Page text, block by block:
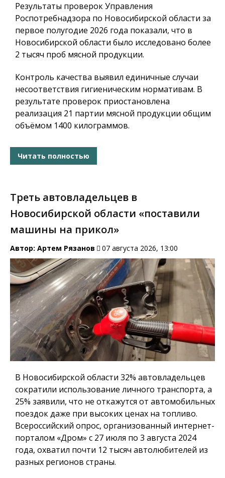
Результаты проверок Управления
Роспотребнадзора по Новосибирской области за
первое полугодие 2026 года показали, что в
Новосибирской области было исследовано более
2 тысяч проб мясной продукции.
Контроль качества выявил единичные случаи
несоответствия гигиеническим нормативам. В
результате проверок приостановлена
реализация 21 партии мясной продукции общим
объёмом 1400 килограммов.
Читать полностью
Треть автовладельцев в
Новосибирской области «поставили
машины на прикол»
Автор: Артем Рязанов 07 августа 2026, 13:00
В Новосибирской области 32% автовладельцев
сократили использование личного транспорта, а
25% заявили, что не откажутся от автомобильных
поездок даже при высоких ценах на топливо.
Всероссийский опрос, организованный интернет-
порталом «Дром» с 27 июля по 3 августа 2024
года, охватил почти 12 тысяч автолюбителей из
разных регионов страны.